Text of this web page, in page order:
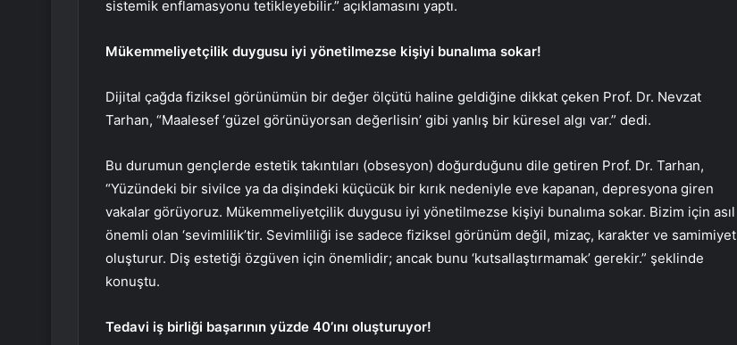
sistemik enflamasyonu tetikleyebilir.” açıklamasını yaptı.
Mükemmeliyetçilik duygusu iyi yönetilmezse kişiyi bunalıma sokar!
Dijital çağda fiziksel görünümün bir değer ölçütü haline geldiğine dikkat çeken Prof. Dr. Nevzat
Tarhan, “Maalesef ‘güzel görünüyorsan değerlisin’ gibi yanlış bir küresel algı var.” dedi.
Bu durumun gençlerde estetik takıntıları (obsesyon) doğurduğunu dile getiren Prof. Dr. Tarhan,
“Yüzündeki bir sivilce ya da dişindeki küçücük bir kırık nedeniyle eve kapanan, depresyona giren
vakalar görüyoruz. Mükemmeliyetçilik duygusu iyi yönetilmezse kişiyi bunalıma sokar. Bizim için asıl
önemli olan ‘sevimlilik’tir. Sevimliliği ise sadece fiziksel görünüm değil, mizaç, karakter ve samimiyet
oluşturur. Diş estetiği özgüven için önemlidir; ancak bunu ‘kutsallaştırmamak’ gerekir.” şeklinde
konuştu.
Tedavi iş birliği başarının yüzde 40’ını oluşturuyor!